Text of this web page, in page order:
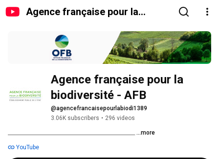
Agence française pour la
Agence française pour la
biodiversité - AFB
@agencefrancaisepourlabiodi1389
3.06K subscribers • 296 videos
...more
YouTube